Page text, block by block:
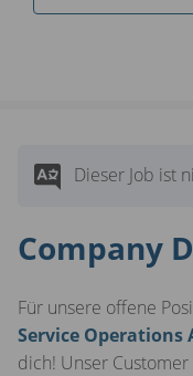
Dieser Job ist
Company
Für unsere offene
Service Operations
dich! Unser